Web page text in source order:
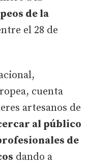
de la
el 28 de
cuenta
artesanos de
al público
de
dando a